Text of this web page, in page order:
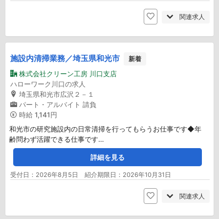
関連求人
施設内清掃業務／埼玉県和光市 新着
株式会社クリーン工房 川口支店
ハローワーク川口の求人
埼玉県和光市広沢２－１
パート・アルバイト 請負
時給 1,141円
和光市の研究施設内の日常清掃を行ってもらうお仕事です◆年
齢問わず活躍できる仕事です…
詳細を見る
受付日：2026年8月5日 紹介期限日：2026年10月31日
関連求人